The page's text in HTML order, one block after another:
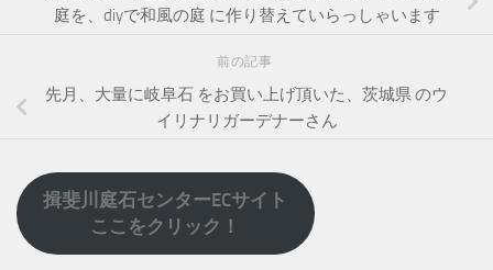
庭を、diyで和風の庭 に作り替えていらっしゃいます
前の記事
先月、大量に岐阜石 をお買い上げ頂いた、茨城県 のウ
イリナリガーデナーさん
揖斐川庭石センターECサイト
ここをクリック！